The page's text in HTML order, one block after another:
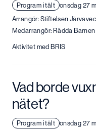
Program i tält onsdag 27
Arrangör: Stiftelsen
Medarrangör: Rädda Barnen
Aktivitet med BRIS
Vad borde
nätet?
Program i tält onsdag 27